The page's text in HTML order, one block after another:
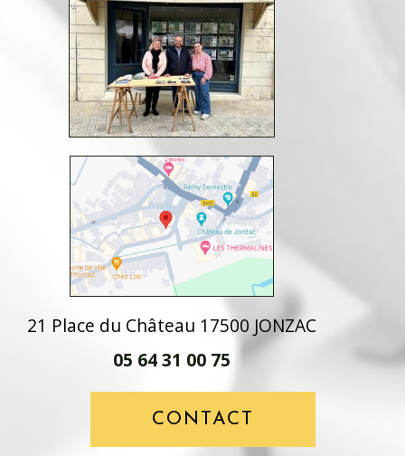
21 Place du Château 17500 JONZAC
05 64 31 00 75
CONTACT